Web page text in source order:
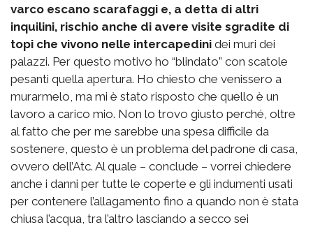
varco escano scarafaggi e, a detta di altri
inquilini, rischio anche di avere visite sgradite di
topi che vivono nelle intercapedini dei muri dei
palazzi. Per questo motivo ho “blindato” con scatole
pesanti quella apertura. Ho chiesto che venissero a
murarmelo, ma mi è stato risposto che quello è un
lavoro a carico mio. Non lo trovo giusto perché, oltre
al fatto che per me sarebbe una spesa difficile da
sostenere, questo è un problema del padrone di casa,
ovvero dell’Atc. Al quale – conclude – vorrei chiedere
anche i danni per tutte le coperte e gli indumenti usati
per contenere l’allagamento fino a quando non è stata
chiusa l’acqua, tra l’altro lasciando a secco sei